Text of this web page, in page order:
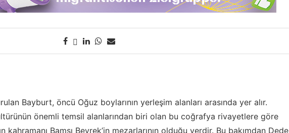
Bayburt, öncü Oğuz boylarının yerleşim alanları arasında yer alır.
önemli temsil alanlarından biri olan bu coğrafya rivayetlere göre
kahramanı Bamsı Beyrek’in mezarlarının olduğu yerdir. Bu bakımdan Dede